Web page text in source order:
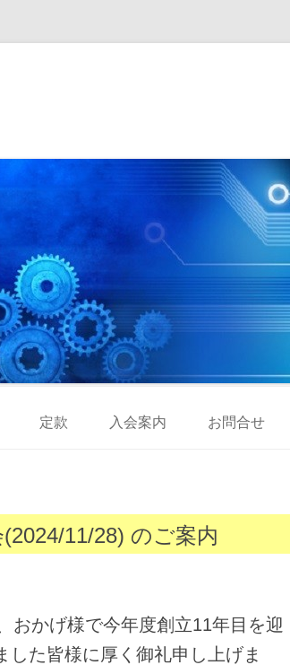
テ
定款 入会案内 お問合せ
11/28) のご案内
おかげ様で今年度創立11年目を迎
した皆様に厚く御礼申し上げま